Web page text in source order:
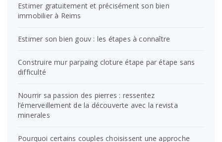
Estimer gratuitement et précisément son bien
immobilier à Reims
Estimer son bien gouv : les étapes à connaître
Construire mur parpaing cloture étape par étape sans
difficulté
Nourrir sa passion des pierres : ressentez
l’émerveillement de la découverte avec la revista
minerales
Pourquoi certains couples choisissent une approche